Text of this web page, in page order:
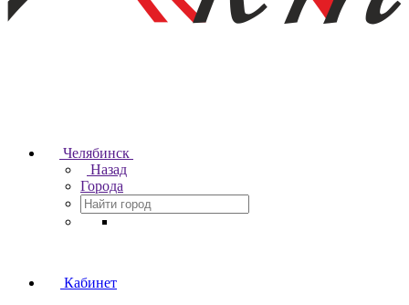
Челябинск
Назад
Города
Кабинет